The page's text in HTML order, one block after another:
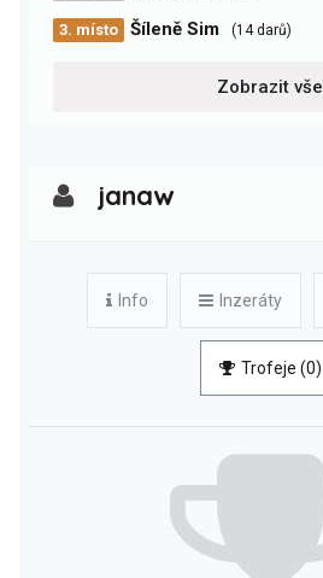
3. místo Šíleně Sim (14 darů)
Zobrazit vše
janaw
Info Inzeráty
Trofeje (0)